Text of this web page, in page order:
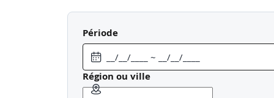
Comprendre les différents types de
Développer une mentalité de croissance
Identifier et mobiliser ses ressources
Adopter des stratégies de résilience
Élaborer une communication efficace lors du
JOUR 2 - MISE EN PRATIQUE ET
Période
Région ou ville